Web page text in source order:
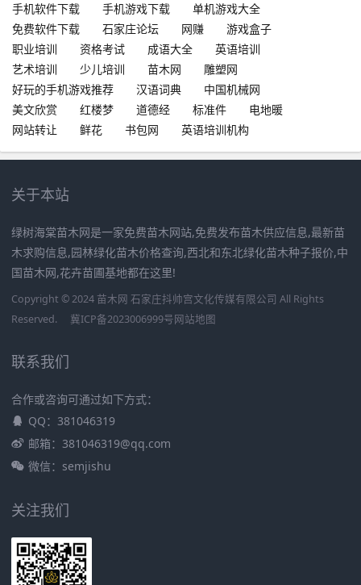
手机软件下载
手机游戏下载
单机游戏大全
免费软件下载
石家庄论坛 网赚
游戏盒子
职业培训
资格考试 成语大全
英语培训
艺术培训
少儿培训 苗木网
雕塑网
好玩的手机游戏推荐
汉语词典
中国机械网
美文欣赏
红楼梦 道德经 标准件
电地暖
网站转让
鲜花 书包网 英语培训机构
关于本站
绿树海棠苗木网是一家免费苗木网站,免费发布苗木供应信息,最新苗
木求购信息,园林绿化苗木价格查询,西北和东北绿化苗木种子报价,中
国苗木网,花卉苗圃基地都在这里!
Copyright © 2024 苗木网 石家庄抖帅宫文化传媒有限公司 All Rights
Reserved.
冀ICP备2023006999号网站地图
联系我们
合作或咨询可通过如下方式：
QQ：381046319
邮箱：381046319@qq.com
微信：semjishu
关注我们